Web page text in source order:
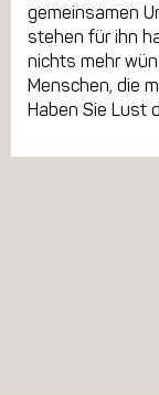
gemeinsamen
stehen für ihn
nichts mehr
Menschen, die
Haben Sie Lust